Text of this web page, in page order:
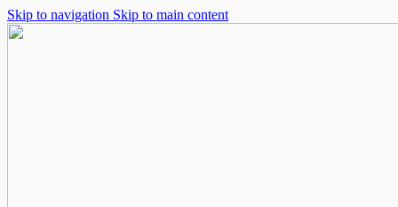
Skip to navigation Skip to main content